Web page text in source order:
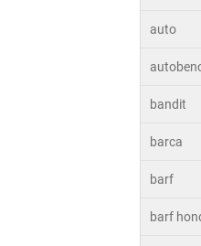
auto
bandit
barca
barf
barf